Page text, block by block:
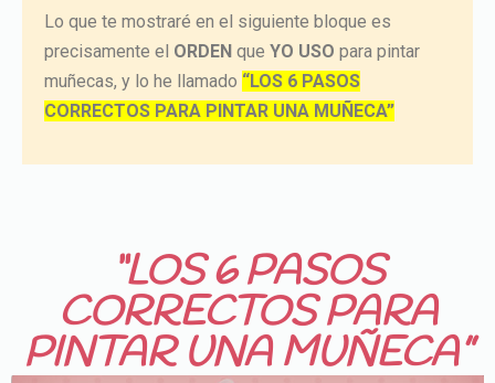
Lo que te mostraré en el siguiente bloque es
precisamente el ORDEN que YO USO para pintar
muñecas, y lo he llamado “LOS 6 PASOS
CORRECTOS PARA PINTAR UNA MUÑECA”
“LOS 6 PASOS
CORRECTOS PARA
PINTAR UNA MUÑECA”